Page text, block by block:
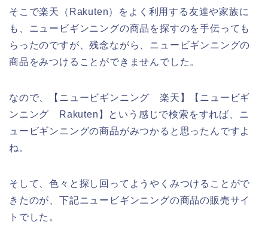
そこで楽天（Rakuten）をよく利用する友達や家族に
も、ニュービギンニングの商品を探すのを手伝っても
らったのですが、残念ながら、ニュービギンニングの
商品をみつけることができませんでした。
なので、【ニュービギンニング 楽天】【ニュービギ
ンニング Rakuten】という感じで検索をすれば、ニ
ュービギンニングの商品がみつかると思ったんですよ
ね。
そして、色々と探し回ってようやくみつけることがで
きたのが、下記ニュービギンニングの商品の販売サイ
トでした。